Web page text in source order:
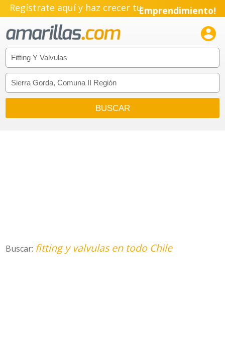
Regístrate aquí y haz crecer tuEmprendimiento!

Buscar: fitting y valvulas en todo Chile